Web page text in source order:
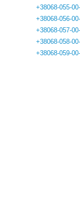
+38068-055-
+38068-056-
+38068-057-
+38068-058-
+38068-059-